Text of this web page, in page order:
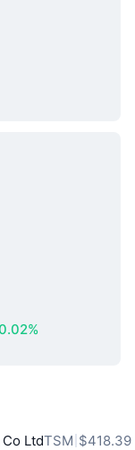
LtdTSM $418.39